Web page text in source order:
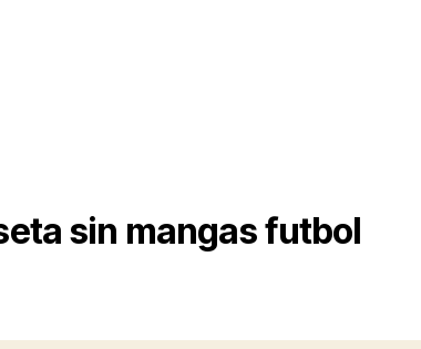
sin mangas futbol